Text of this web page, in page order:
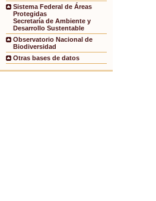
Sistema Federal de Áreas
Protegidas
Secretaría de Ambiente y
Desarrollo Sustentable
Observatorio Nacional de
Biodiversidad
Otras bases de datos